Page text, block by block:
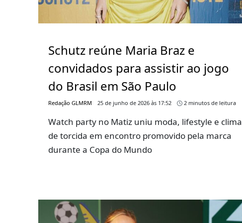
Schutz reúne Maria Braz e
convidados para assistir ao jogo
do Brasil em São Paulo
Redação GLMRM 25 de junho de 2026 às 17:52 2 minutos de leitura
Watch party no Matiz uniu moda, lifestyle e clima
de torcida em encontro promovido pela marca
durante a Copa do Mundo